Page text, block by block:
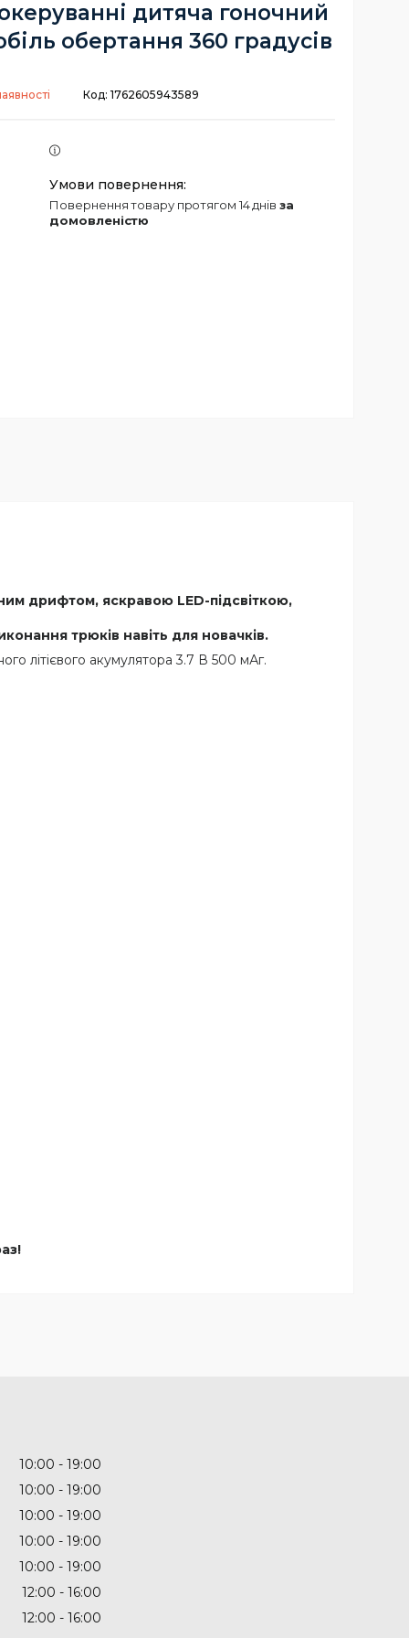
дитяча гоночний
обертання 360 градусів
Код: 1762605943589
повернення товару протягом 14 днів за
домовленістю
дрифтом, яскравою LED-підсвіткою,
трюків навіть для новачків.
літієвого акумулятора 3.7 В 500 мАг.
10:00
19:00
10:00
19:00
10:00
19:00
10:00
19:00
10:00
19:00
12:00
16:00
12:00
16:00